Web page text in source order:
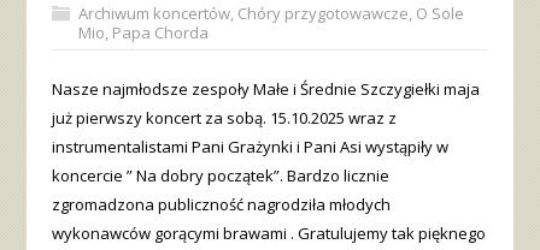
Archiwum koncertów, Chóry przygotowawcze O Sole
Mio Papa Chorda
Nasze najmłodsze zespoły Małe i Średnie Szczygiełki maja
już pierwszy koncert za sobą. 15.10.2025 wraz z
instrumentalistami Pani Grażynki i Pani Asi wystąpiły w
koncercie ” Na dobry początek”. Bardzo licznie
zgromadzona publiczność nagrodziła młodych
wykonawców gorącymi brawami . Gratulujemy tak pięknego